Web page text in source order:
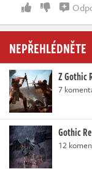
NEPŘEHLÉDNĚTE
Z Gothic
7
Gothic
12